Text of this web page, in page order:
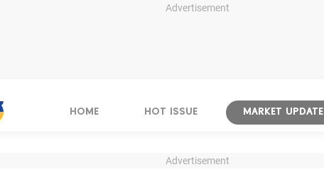
Advertisement
HOME HOT ISSUE MARKET UPDATE
Advertisement